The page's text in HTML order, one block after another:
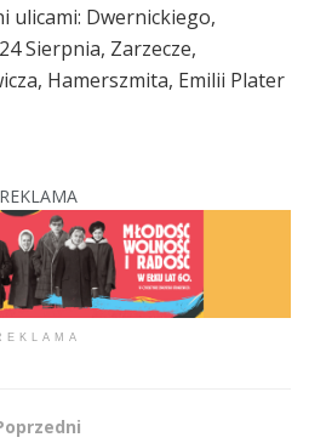
ulicami: Dwernickiego,
Sierpnia, Zarzecze,
Hamerszmita, Emilii Plater
REKLAMA